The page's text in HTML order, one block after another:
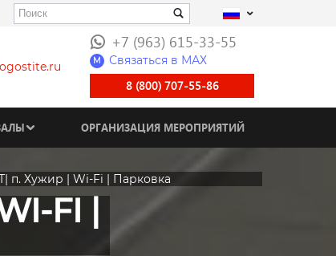
+7 (963) 615-33-55
M Связаться в МАХ
8 (800) 707-55-86
ОРГАНИЗАЦИЯ МЕРОПРИЯТИЙ
п. Хужир | Wi-Fi | Парковка
FI |